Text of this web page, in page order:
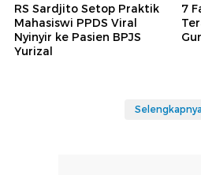
RS Sardjito Setop Praktik
Mahasiswi PPDS Viral
Nyinyir ke Pasien BPJS
Yurizal
7
Selengkapnya